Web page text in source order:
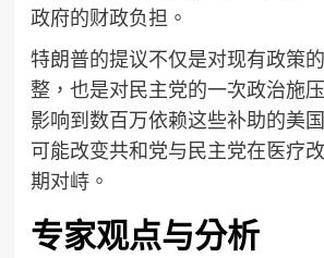
政府的财政负担。
特朗普的提议不仅是对现有政策
整，也是对民主党的一次政治施
影响到数百万依赖这些补助的美
可能改变共和党与民主党在医疗
期对峙。
专家观点与分析